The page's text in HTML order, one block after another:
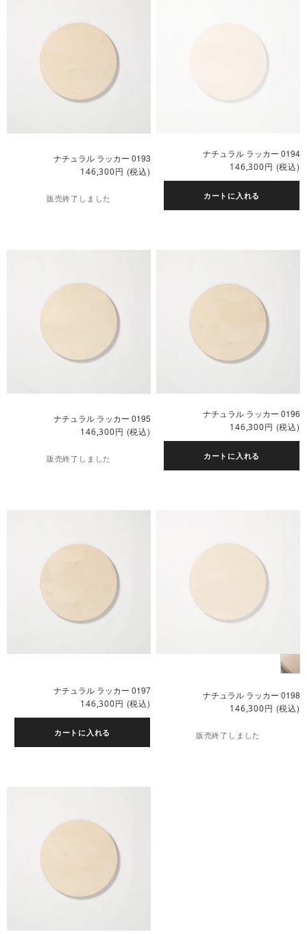
ナチュラル ラッカー 0193
146,300円 (税込)
販売終了しました
ナチュラル ラッカー 0194
146,300円 (税込)
カートに入れる
ナチュラル ラッカー 0195
146,300円 (税込)
販売終了しました
ナチュラル ラッカー 0196
146,300円 (税込)
カートに入れる
ナチュラル ラッカー 0197
146,300円 (税込)
カートに入れる
ナチュラル ラッカー 0198
146,300円 (税込)
販売終了しました